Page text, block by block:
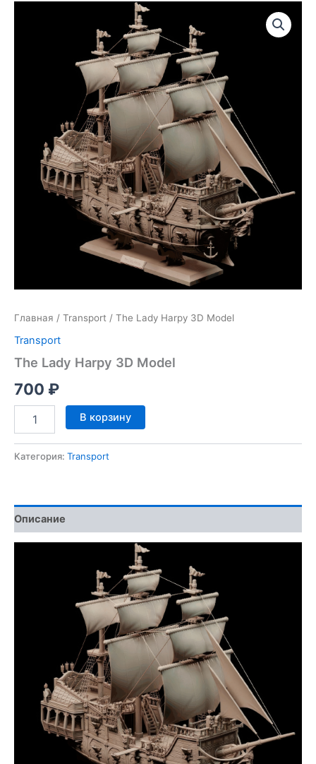
Главная / Transport / The Lady Harpy 3D Model
Transport
The Lady Harpy 3D Model
700 ₽
Количество
товара
Lady
В корзину
Категория: Transport
Описание